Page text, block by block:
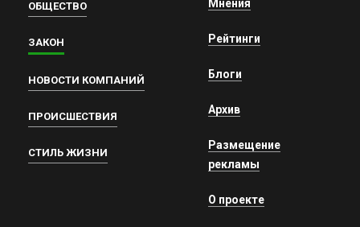
ОБЩЕСТВО
ЗАКОН
НОВОСТИ КОМПАНИЙ
ПРОИСШЕСТВИЯ
СТИЛЬ ЖИЗНИ
Мнения
Рейтинги
Блоги
Архив
Размещение
рекламы
О проекте